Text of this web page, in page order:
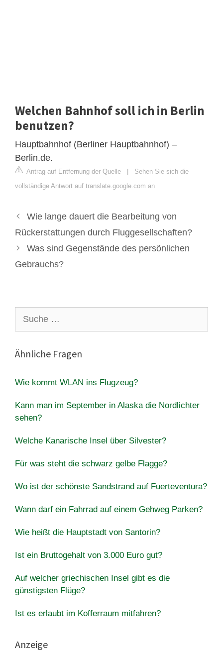
Welchen Bahnhof soll ich in Berlin
benutzen?
Hauptbahnhof (Berliner Hauptbahnhof) –
Berlin.de.
Antrag auf Entfernung der Quelle | Sehen Sie sich die
vollständige Antwort auf translate.google.com an
Wie lange dauert die Bearbeitung von
Rückerstattungen durch Fluggesellschaften?
Was sind Gegenstände des persönlichen
Gebrauchs?
nach:
Ähnliche Fragen
Wie kommt WLAN ins Flugzeug?
Kann man im September in Alaska die Nordlichter
sehen?
Welche Kanarische Insel über Silvester?
Für was steht die schwarz gelbe Flagge?
Wo ist der schönste Sandstrand auf Fuerteventura?
Wann darf ein Fahrrad auf einem Gehweg Parken?
Wie heißt die Hauptstadt von Santorin?
Ist ein Bruttogehalt von 3.000 Euro gut?
Auf welcher griechischen Insel gibt es die
günstigsten Flüge?
Ist es erlaubt im Kofferraum mitfahren?
Anzeige